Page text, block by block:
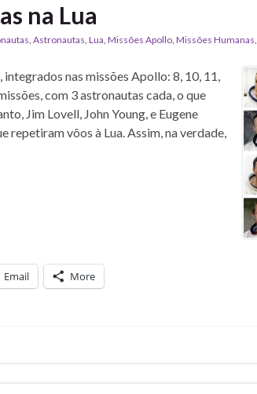
na Lua
, Astronautas, Lua, Missões Apollo, Missões Humanas,
integrados nas missões Apollo: 8, 10, 11,
com 3 astronautas cada, o que
Jim Lovell, John Young, e Eugene
repetiram vôos à Lua. Assim, na verdade,
Email More